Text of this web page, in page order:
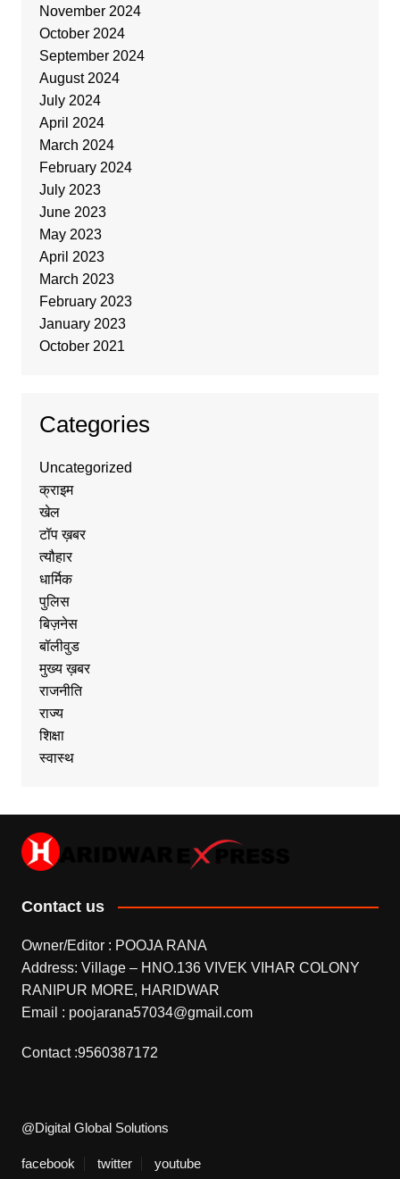
November 2024
October 2024
September 2024
August 2024
July 2024
April 2024
March 2024
February 2024
July 2023
June 2023
May 2023
April 2023
March 2023
February 2023
January 2023
October 2021
Categories
Uncategorized
क्राइम
खेल
टॉप ख़बर
त्यौहार
धार्मिक
पुलिस
बिज़नेस
बॉलीवुड
मुख्य ख़बर
राजनीति
राज्य
शिक्षा
स्वास्थ
Contact us
Owner/Editor : POOJA RANA
Address: Village – HNO.136 VIVEK VIHAR COLONY
RANIPUR MORE, HARIDWAR
Email : poojarana57034@gmail.com
Contact :9560387172
@Digital Global Solutions
facebook twitter youtube